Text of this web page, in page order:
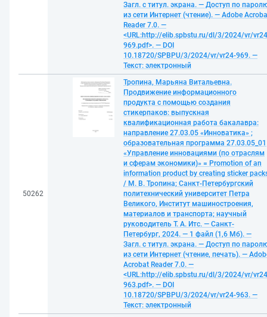
Загл. с титул. экрана. — Доступ по
из сети Интернет (чтение). — Adobe
Reader 7.0. —
<URL:http://elib.spbstu.ru/dl/3/2024/vr/
969.pdf>. — DOI
10.18720/SPBPU/3/2024/vr/vr24-969. —
Текст: электронный
50262
Тропина, Марьяна Витальевна.
Продвижение информационного
продукта с помощью создания
стикерпаков: выпускная
квалификационная работа бакалавра:
направление 27.03.05 «Инноватика» ;
образовательная программа 27.03.05_01
«Управление инновациями (по отраслям
и сферам экономики)» = Promotion of an
information product by creating sticker
/ М. В. Тропина; Санкт-Петербургский
политехнический университет Петра
Великого, Институт машиностроения,
материалов и транспорта; научный
руководитель Т. А. Итс. — Санкт-
Петербург, 2024. — 1 файл (1,6 Мб). —
Загл. с титул. экрана. — Доступ по
из сети Интернет (чтение, печать). —
Acrobat Reader 7.0. —
<URL:http://elib.spbstu.ru/dl/3/2024/vr/
963.pdf>. — DOI
10.18720/SPBPU/3/2024/vr/vr24-963. —
Текст: электронный